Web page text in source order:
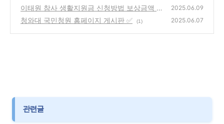
이태원 참사 생활지원금 신청방법 보상금액 ✅
(3)
2025.06.09
청와대 국민청원 홈페이지 게시판 ✅ (1) 2025.06.07
관련글